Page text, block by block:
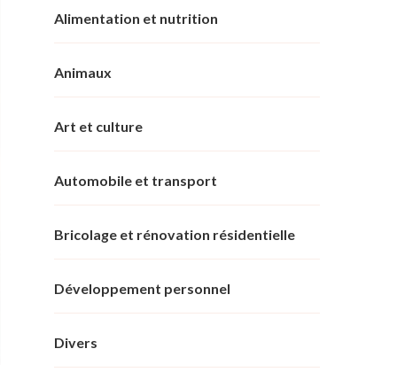
Alimentation et nutrition
Animaux
Art et culture
Automobile et transport
Bricolage et rénovation résidentielle
Développement personnel
Divers